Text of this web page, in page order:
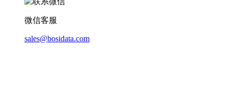
微信客服
sales@bosidata.com